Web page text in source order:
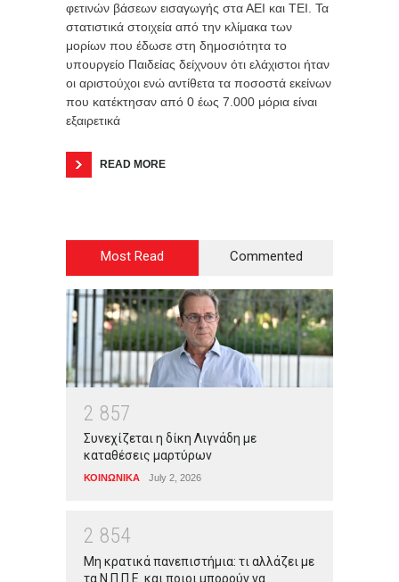
φετινών βάσεων εισαγωγής στα ΑΕΙ και ΤΕΙ. Τα
στατιστικά στοιχεία από την κλίμακα των
μορίων που έδωσε στη δημοσιότητα το
υπουργείο Παιδείας δείχνουν ότι ελάχιστοι ήταν
οι αριστούχοι ενώ αντίθετα τα ποσοστά εκείνων
που κατέκτησαν από 0 έως 7.000 μόρια είναι
εξαιρετικά
READ MORE
Most Read Commented
2 857
Συνεχίζεται η δίκη Λιγνάδη με
καταθέσεις μαρτύρων
ΚΟΙΝΩΝΙΚΑ July 2, 2026
2 854
Μη κρατικά πανεπιστήμια: τι αλλάζει με
τα Ν.Π.Π.Ε. και ποιοι μπορούν να